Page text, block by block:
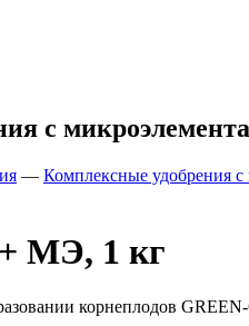
с
— Комплексные удобрения
МЭ, 1 кг
корнеплодов